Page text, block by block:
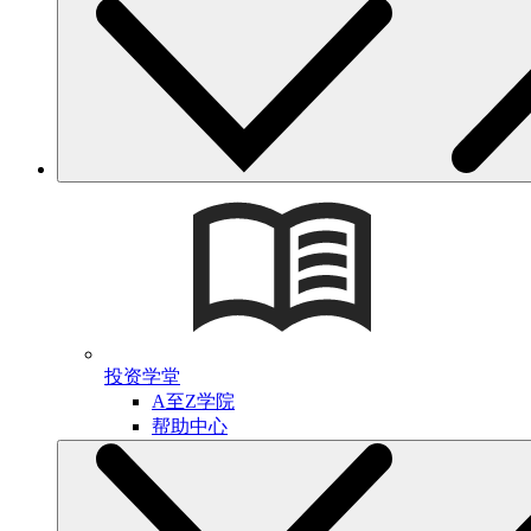
投资学堂
A至Z学院
帮助中心